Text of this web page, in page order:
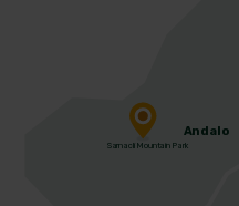
Andalo
Sarnacli Mountain Park